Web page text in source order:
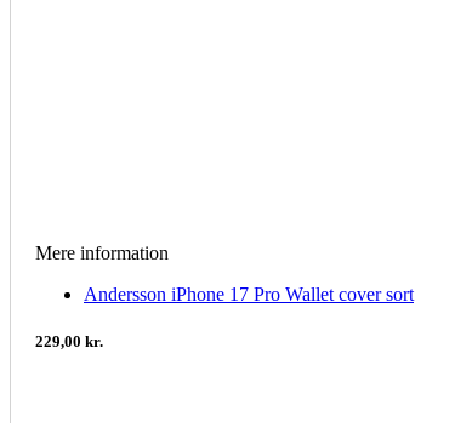
Mere information
Andersson iPhone 17 Pro Wallet cover sort
229,00 kr.